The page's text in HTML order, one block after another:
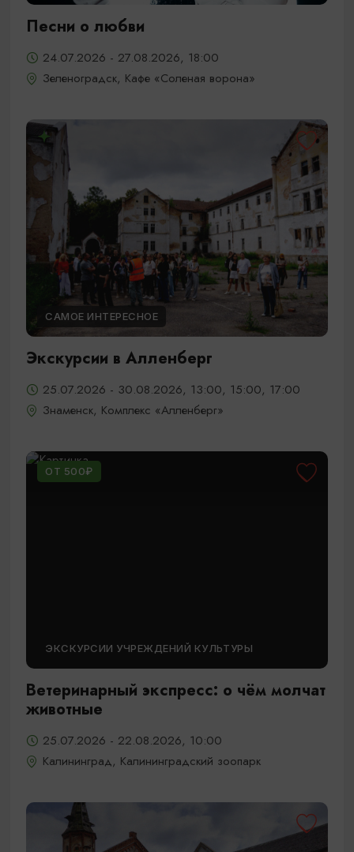
Песни о любви
24.07.2026 - 27.08.2026, 18:00
Зеленоградск, Кафе «Соленая ворона»
САМОЕ ИНТЕРЕСНОЕ
Экскурсии в Алленберг
25.07.2026 - 30.08.2026, 13:00, 15:00, 17:00
Знаменск, Комплекс «Алленберг»
ОТ 500₽
ЭКСКУРСИИ УЧРЕЖДЕНИЙ КУЛЬТУРЫ
Ветеринарный экспресс: о чём молчат
животные
25.07.2026 - 22.08.2026, 10:00
Калининград, Калининградский зоопарк